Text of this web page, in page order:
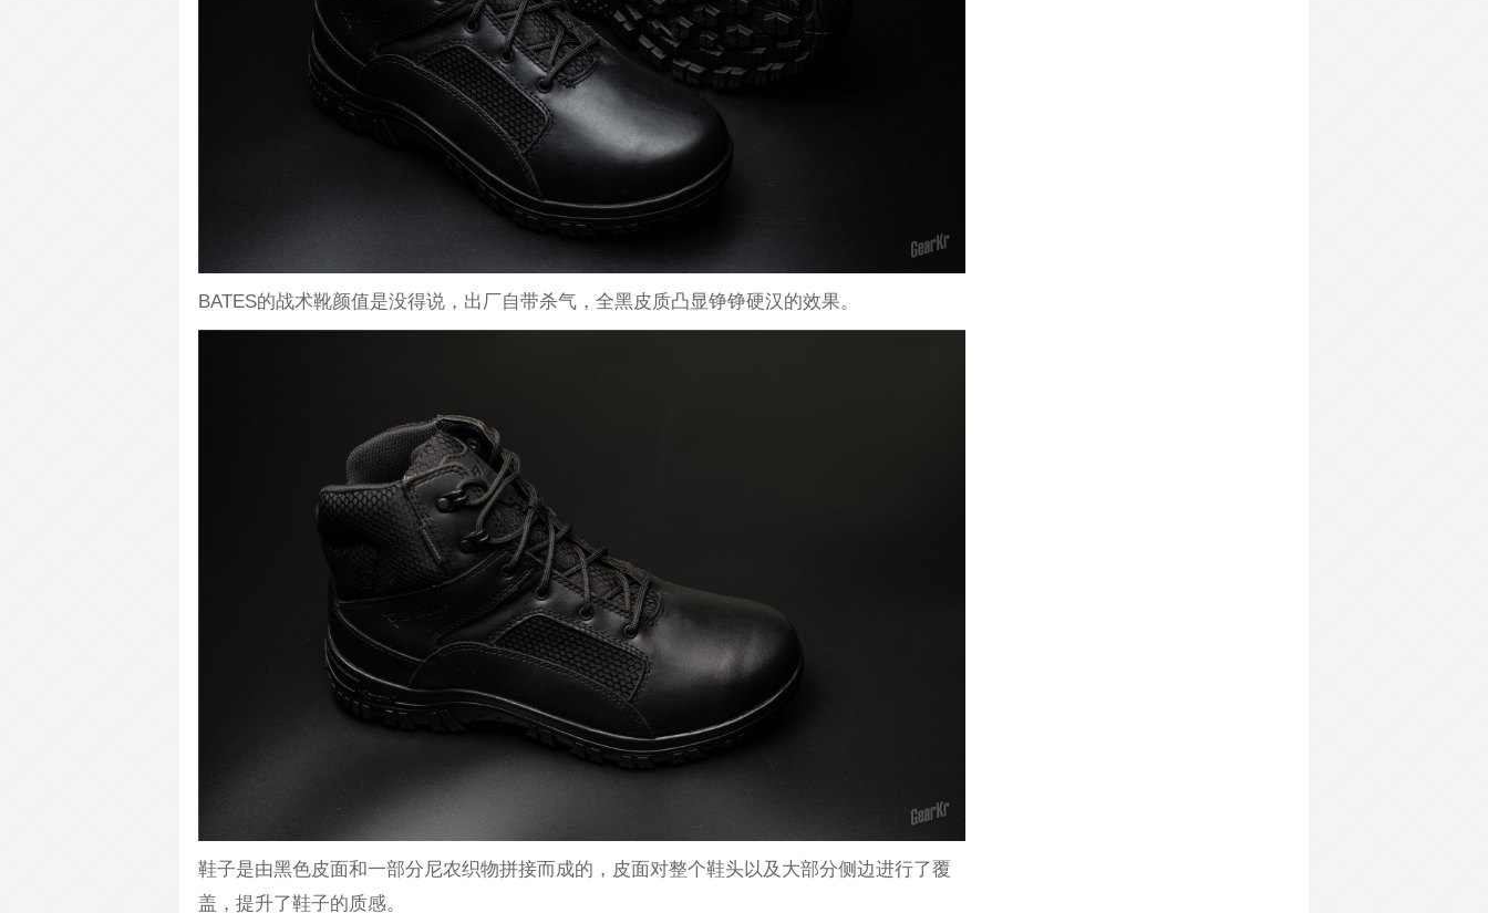
BATES的战术靴颜值是没得说，出厂自带杀气，全黑皮质凸显铮铮硬汉的效果。
鞋子是由黑色皮面和一部分尼农织物拼接而成的，皮面对整个鞋头以及大部分侧边进行了覆
盖，提升了鞋子的质感。